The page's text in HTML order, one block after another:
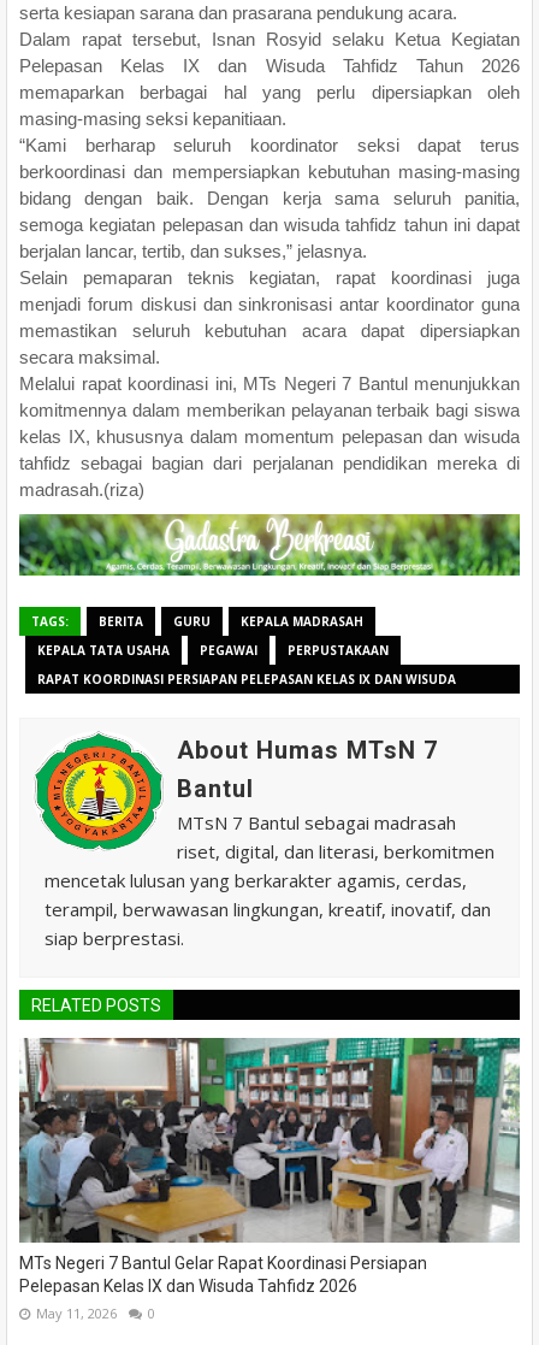
serta kesiapan sarana dan prasarana pendukung acara.
Dalam rapat tersebut, Isnan Rosyid selaku Ketua Kegiatan
Pelepasan Kelas IX dan Wisuda Tahfidz Tahun 2026
memaparkan berbagai hal yang perlu dipersiapkan oleh
masing-masing seksi kepanitiaan.
“Kami berharap seluruh koordinator seksi dapat terus
berkoordinasi dan mempersiapkan kebutuhan masing-masing
bidang dengan baik. Dengan kerja sama seluruh panitia,
semoga kegiatan pelepasan dan wisuda tahfidz tahun ini dapat
berjalan lancar, tertib, dan sukses,” jelasnya.
Selain pemaparan teknis kegiatan, rapat koordinasi juga
menjadi forum diskusi dan sinkronisasi antar koordinator guna
memastikan seluruh kebutuhan acara dapat dipersiapkan
secara maksimal.
Melalui rapat koordinasi ini, MTs Negeri 7 Bantul menunjukkan
komitmennya dalam memberikan pelayanan terbaik bagi siswa
kelas IX, khususnya dalam momentum pelepasan dan wisuda
tahfidz sebagai bagian dari perjalanan pendidikan mereka di
madrasah.(riza)
TAGS: BERITA GURU
KEPALA MADRASAH
KEPALA TATA USAHA
PEGAWAI
PERPUSTAKAAN
RAPAT KOORDINASI PERSIAPAN PELEPASAN KELAS IX DAN WISUDA
About Humas MTsN 7
Bantul
MTsN 7 Bantul sebagai madrasah
riset, digital, dan literasi, berkomitmen
mencetak lulusan yang berkarakter agamis, cerdas,
terampil, berwawasan lingkungan, kreatif, inovatif, dan
siap berprestasi.
RELATED POSTS
MTs Negeri 7 Bantul Gelar Rapat Koordinasi Persiapan
Pelepasan Kelas IX dan Wisuda Tahfidz 2026
May 11, 2026 0